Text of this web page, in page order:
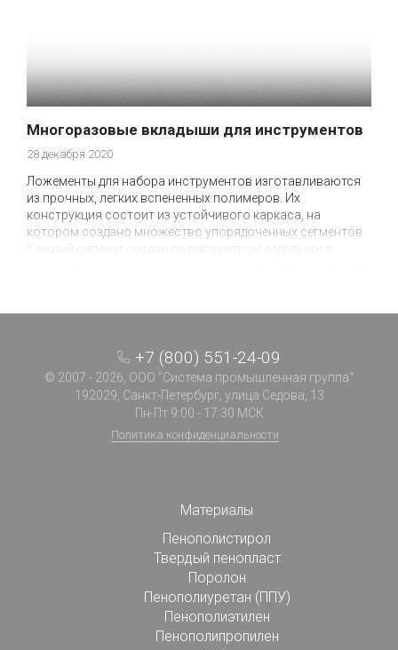
Многоразовые вкладыши для инструментов
28 декабря 2020
Ложементы для набора инструментов изготавливаются
из прочных, легких вспененных полимеров. Их
конструкция состоит из устойчивого каркаса, на
котором создано множество упорядоченных сегментов.
Каждый сегмент создан по параметрам отдельного
+7 (800) 551-24-09
© 2007 - 2026, ООО "Система промышленная группа"
192029, Санкт-Петербург, улица Седова, 13
Пн-Пт 9:00 - 17:30 МСК
Политика конфиденциальности
Материалы
Пенополистирол
Твердый пенопласт
Поролон
Пенополиуретан (ППУ)
Пенополиэтилен
Пенополипропилен